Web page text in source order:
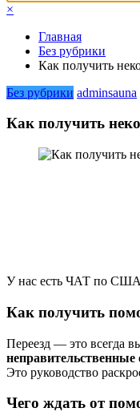
×
Главная
Без рубрики
Как получить
Без рубрики adminsauna
Как получить
У нас есть ЧАТ по
Как получить
Переезд — это всегда
неправительственные
Это руководство
Чего ждать от